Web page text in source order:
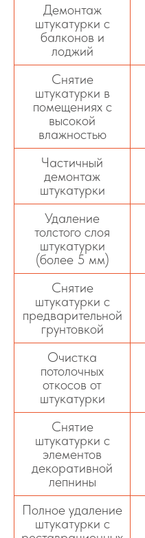
Демонтаж
штукатурки с
балконов и
лоджий
Снятие
штукатурки в
помещениях с
высокой
влажностью
Частичный
демонтаж
штукатурки
Удаление
толстого слоя
штукатурки
(более 5 мм)
Снятие
штукатурки с
предварительной
грунтовкой
Очистка
потолочных
откосов от
штукатурки
Снятие
штукатурки с
элементов
декоративной
лепнины
Полное удаление
штукатурки с